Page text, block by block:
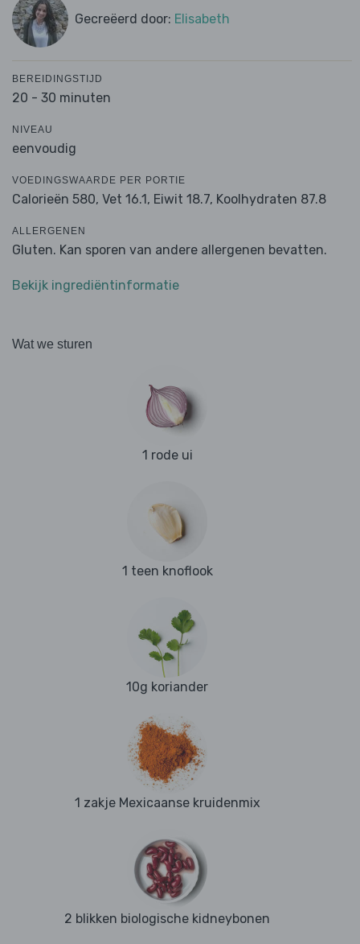
Gecreëerd door: Elisabeth
BEREIDINGSTIJD
20 - 30 minuten
NIVEAU
eenvoudig
VOEDINGSWAARDE PER PORTIE
Calorieën 580, Vet 16.1, Eiwit 18.7, Koolhydraten 87.8
ALLERGENEN
Gluten. Kan sporen van andere allergenen bevatten.
Bekijk ingrediëntinformatie
Wat we sturen
1 rode ui
1 teen knoflook
10g koriander
1 zakje Mexicaanse kruidenmix
2 blikken biologische kidneybonen